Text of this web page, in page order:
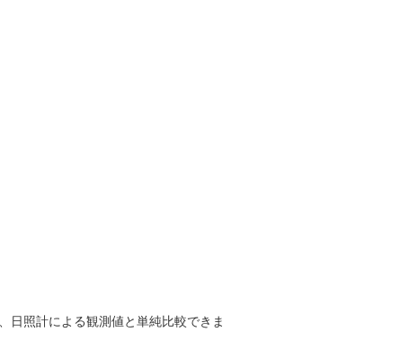
日照計による観測値と単純比較できま